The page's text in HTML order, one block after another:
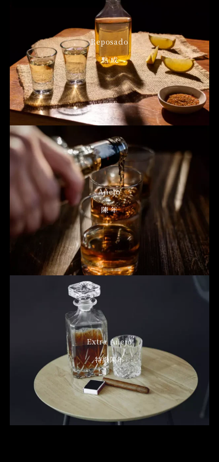
Reposado
熟 成
Añejo
陳 年
Extra Añejo
特級陳年